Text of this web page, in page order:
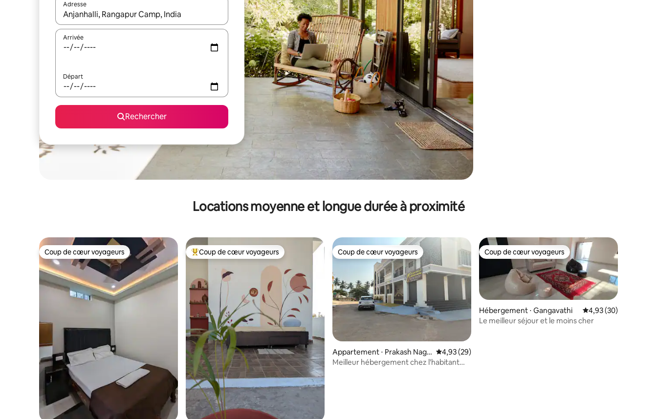
Adresse
Lorsque les résultats s'affichent, utilisez les flèches vers le haut et vers le bas pour les parcourir ou en appuyant et en faisant glisser.
Arrivée
Départ
Rechercher
Locations moyenne et longue durée à proximité
Coup de cœur voyageurs
Coup de cœur voyageurs Coups de cœur voyageurs les plus appréciés
Coup de cœur voyageurs Coup de cœur voyageurs
Coup de cœur voyageurs
Appartement ⋅ Prakash Naga
r
Évaluation moyenne sur la base de 29 commentaires : 4,93 sur 5
4,93 (29)
Meilleur hébergement chez l'habitant
Coup de cœur voyageurs
Coup de cœur voyageurs
Hébergement ⋅ Gangavathi Évaluation moyenne
4,93 (30)
Le meilleur séjour et le moins cher